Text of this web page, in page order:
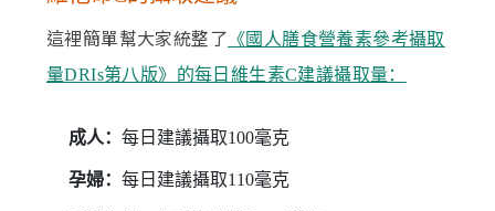
這裡簡單幫大家統整了 《國人膳食營養素參考攝取
量DRIs第八版》的每日維生素C建議攝取量：
成人： 每日建議攝取100毫克
孕婦： 每日建議攝取110毫克